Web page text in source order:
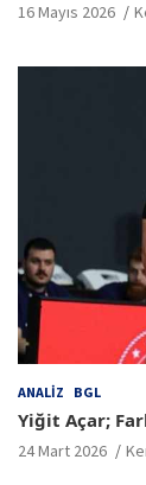
16 Mayıs 2026
ANALIZ BGL
Yiğit Açar;
24 Mart 2026